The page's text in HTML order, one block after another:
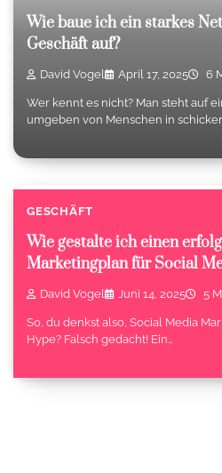
Wie baue ich ein starkes
Geschäft auf?
David Vogel April 17, 2025 6
Wer kennt es nicht? Man steht auf
umgeben von Menschen in
GESCHÄFT
Wie gestalte ich einen
Marketingplan für Social
David Vogel Juni 14, 2025 5
So, du denkst also, Social Media
Hype? Falsch gedacht! Ein…